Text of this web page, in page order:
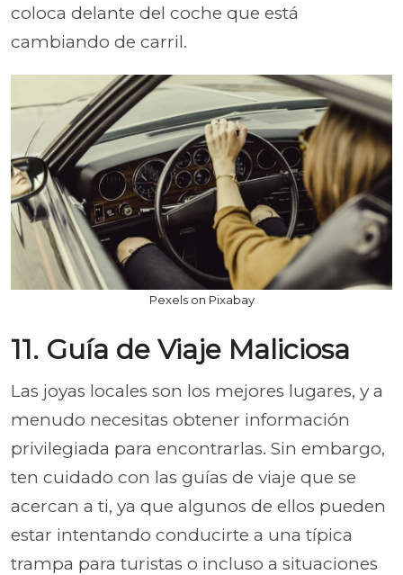
coloca delante del coche que está
cambiando de carril.
Pexels on Pixabay
11. Guía de Viaje Maliciosa
Las joyas locales son los mejores lugares, y a
menudo necesitas obtener información
privilegiada para encontrarlas. Sin embargo,
ten cuidado con las guías de viaje que se
acercan a ti, ya que algunos de ellos pueden
estar intentando conducirte a una típica
trampa para turistas o incluso a situaciones